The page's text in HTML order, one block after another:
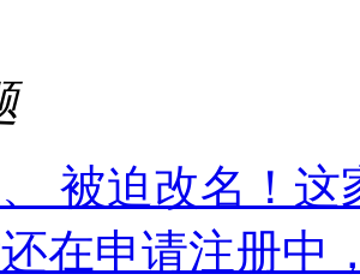
、 被迫改名！这
还在申请注册中